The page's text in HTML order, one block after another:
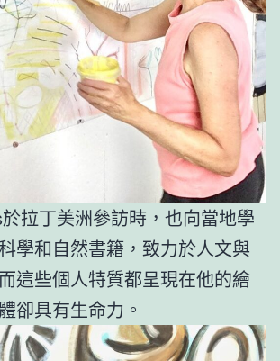
拉丁美洲參訪時，也向當地學
學和自然書籍，致力於人文與
這些個人特質都呈現在他的繪
卻具有生命力。